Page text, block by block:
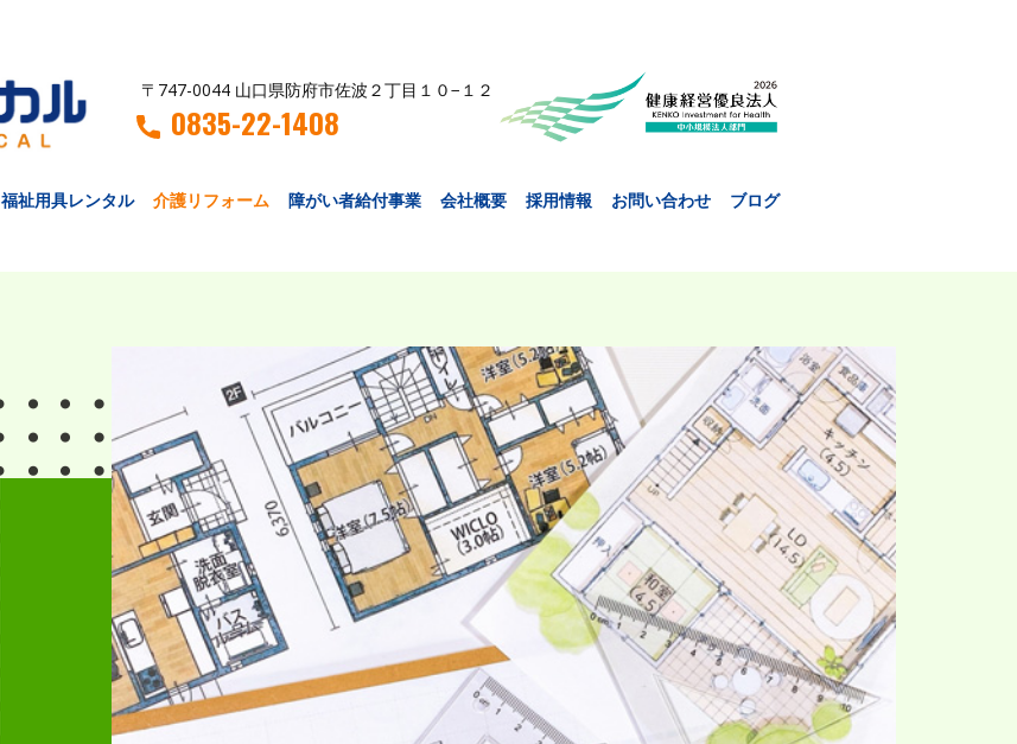
〒747-0044 山口県防府市佐波２丁目１０−１２
0835-22-1408
福祉用具レンタル 介護リフォーム 障がい者給付事業 会社概要 採用情報 お問い合わせ ブログ